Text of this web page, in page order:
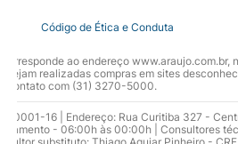
sesentar-se por alguns
Código de Ética e Conduta
ao endereço
sejam realizadas compras em sites
contato com (31) 3270-5000.
16 | Endereço: Rua Curitiba 327 -
- 06:00h às 00:00h | Consultores